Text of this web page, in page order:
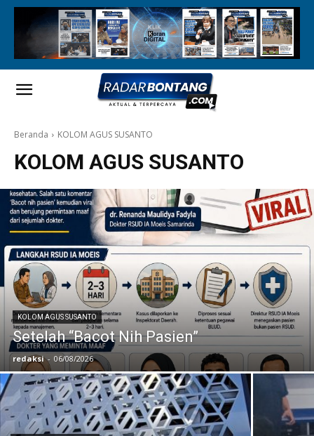
Beranda KOLOM AGUS SUSANTO
KOLOM AGUS SUSANTO
KOLOM AGUS SUSANTO
Setelah “Bacot Nih Pasien”
redaksi - 06/08/2026